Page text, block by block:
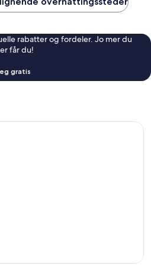
rabatter og fordeler. Jo mer du
får du!
gratis